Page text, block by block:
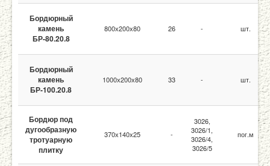
Бордюрный
камень
БР-80.20.8
800х200х80 26 - шт.
Бордюрный
камень
БР-100.20.8
1000х200х80 33 - шт.
Бордюр под
дугообразную
тротуарную
плитку
370х140х25 -
3026,
3026/1,
3026/4,
3026/5
пог.м